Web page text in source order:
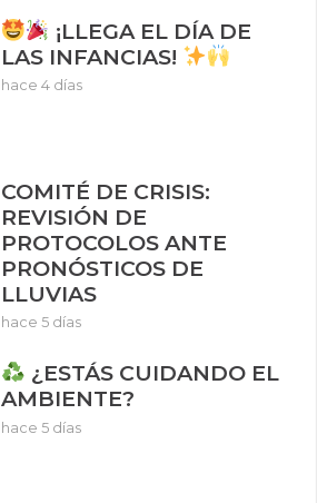
¡LLEGA EL DÍA DE
LAS INFANCIAS!
hace 4 días
COMITÉ DE CRISIS:
REVISIÓN DE
PROTOCOLOS ANTE
PRONÓSTICOS DE
LLUVIAS
hace 5 días
¿ESTÁS CUIDANDO EL
AMBIENTE?
hace 5 días